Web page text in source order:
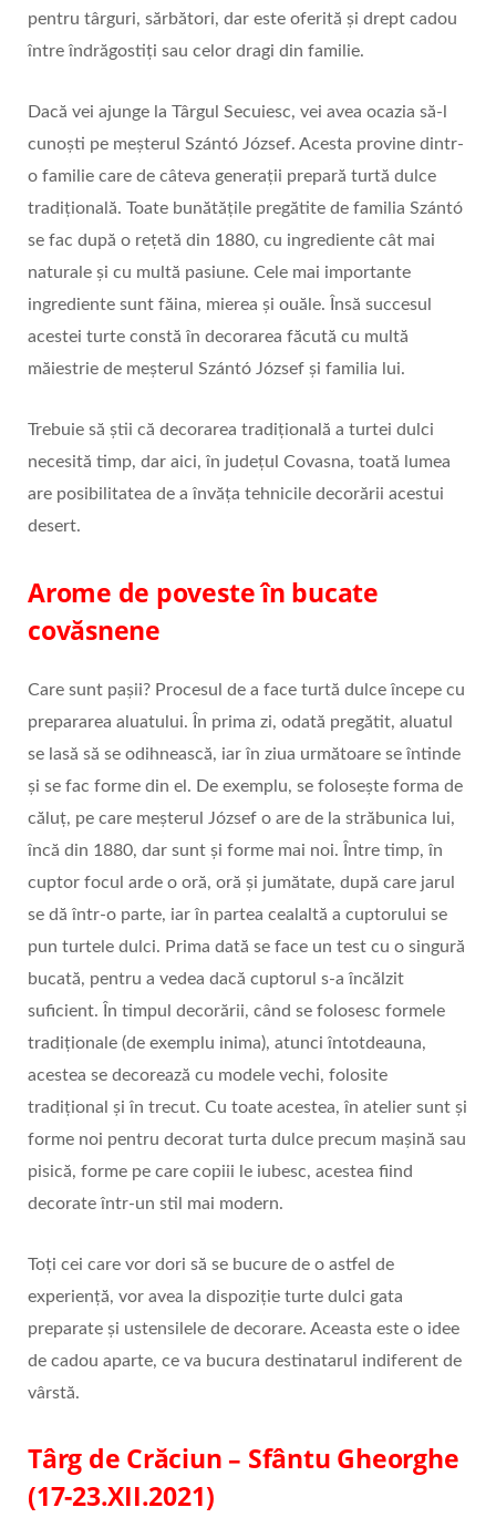
pentru târguri, sărbători, dar este oferită și drept cadou
între îndrăgostiți sau celor dragi din familie.
Dacă vei ajunge la Târgul Secuiesc, vei avea ocazia să-l
cunoști pe meșterul Szántó József. Acesta provine dintr-
o familie care de câteva generații prepară turtă dulce
tradițională. Toate bunătățile pregătite de familia Szántó
se fac după o rețetă din 1880, cu ingrediente cât mai
naturale și cu multă pasiune. Cele mai importante
ingrediente sunt făina, mierea și ouăle. Însă succesul
acestei turte constă în decorarea făcută cu multă
măiestrie de meșterul Szántó József și familia lui.
Trebuie să știi că decorarea tradițională a turtei dulci
necesită timp, dar aici, în județul Covasna, toată lumea
are posibilitatea de a învăța tehnicile decorării acestui
desert.
Arome de poveste în bucate
covăsnene
Care sunt pașii? Procesul de a face turtă dulce începe cu
prepararea aluatului. În prima zi, odată pregătit, aluatul
se lasă să se odihnească, iar în ziua următoare se întinde
și se fac forme din el. De exemplu, se folosește forma de
căluț, pe care meșterul József o are de la străbunica lui,
încă din 1880, dar sunt și forme mai noi. Între timp, în
cuptor focul arde o oră, oră și jumătate, după care jarul
se dă într-o parte, iar în partea cealaltă a cuptorului se
pun turtele dulci. Prima dată se face un test cu o singură
bucată, pentru a vedea dacă cuptorul s-a încălzit
suficient. În timpul decorării, când se folosesc formele
tradiționale (de exemplu inima), atunci întotdeauna,
acestea se decorează cu modele vechi, folosite
tradițional și în trecut. Cu toate acestea, în atelier sunt și
forme noi pentru decorat turta dulce precum mașină sau
pisică, forme pe care copiii le iubesc, acestea fiind
decorate într-un stil mai modern.
Toți cei care vor dori să se bucure de o astfel de
experiență, vor avea la dispoziție turte dulci gata
preparate și ustensilele de decorare. Aceasta este o idee
de cadou aparte, ce va bucura destinatarul indiferent de
vârstă.
Târg de Crăciun – Sfântu Gheorghe
(17-23.XII.2021)